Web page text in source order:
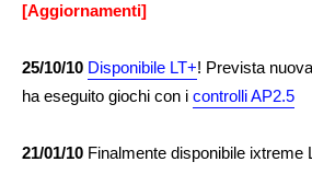
[Aggiornamenti]
25/10/10 Disponibile LT+! Prevista
ha eseguito giochi con i controlli AP2.5
21/01/10 Finalmente disponibile ixtreme